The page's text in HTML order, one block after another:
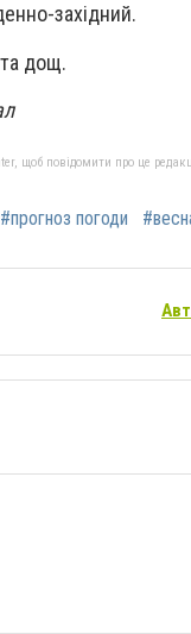
західний.
дощ.
щоб повідомити про це
#прогноз погоди